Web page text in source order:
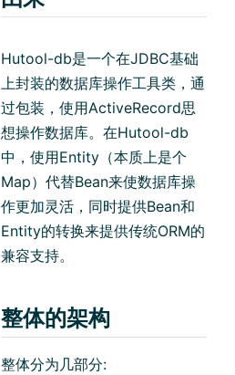
Hutool-db是一个在JDBC基础
上封装的数据库操作工具类，通
过包装，使用ActiveRecord思
想操作数据库。在Hutool-db
中，使用Entity（本质上是个
Map）代替Bean来使数据库操
作更加灵活，同时提供Bean和
Entity的转换来提供传统ORM的
兼容支持。
整体的架构
整体分为几部分: